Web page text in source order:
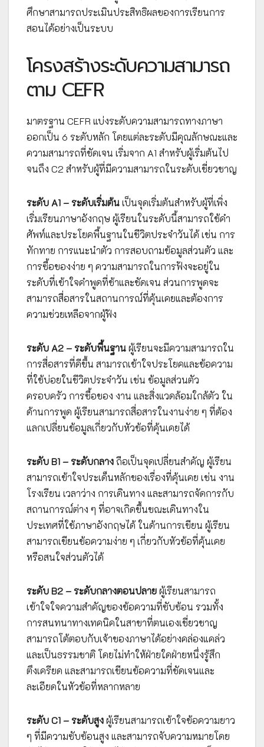
ศึกษาสามารถประเมินประสิทธิผลของการเรียนการ
สอนได้อย่างเป็นระบบ
โครงสร้างระดับความสามารถ
ตาม CEFR
มาตรฐาน CEFR แบ่งระดับความสามารถทางภาษา
ออกเป็น 6 ระดับหลัก โดยแต่ละระดับมีคุณลักษณะและ
ความสามารถที่ชัดเจน เริ่มจาก A1 สำหรับผู้เริ่มต้นไป
จนถึง C2 สำหรับผู้ที่มีความสามารถในระดับเชี่ยวชาญ
ระดับ A1 – ระดับเริ่มต้นเป็นจุดเริ่มต้นสำหรับผู้ที่เพิ่ง
เริ่มเรียนภาษาอังกฤษ ผู้เรียนในระดับนี้สามารถใช้คำ
ศัพท์และประโยคพื้นฐานในชีวิตประจำวันได้ เช่น การ
ทักทาย การแนะนำตัว การสอบถามข้อมูลส่วนตัว และ
การซื้อของง่าย ๆ ความสามารถในการฟังจะอยู่ใน
ระดับที่เข้าใจคำพูดที่ช้าและชัดเจน ส่วนการพูดจะ
สามารถสื่อสารในสถานการณ์ที่คุ้นเคยและต้องการ
ความช่วยเหลือจากผู้ฟัง
ระดับ A2 – ระดับพื้นฐานผู้เรียนจะมีความสามารถใน
การสื่อสารที่ดีขึ้น สามารถเข้าใจประโยคและข้อความ
ที่ใช้บ่อยในชีวิตประจำวัน เช่น ข้อมูลส่วนตัว
ครอบครัว การซื้อของ งาน และสิ่งแวดล้อมใกล้ตัว ใน
ด้านการพูด ผู้เรียนสามารถสื่อสารในงานง่าย ๆ ที่ต้อง
แลกเปลี่ยนข้อมูลเกี่ยวกับหัวข้อที่คุ้นเคยได้
ระดับ B1 – ระดับกลางถือเป็นจุดเปลี่ยนสำคัญ ผู้เรียน
สามารถเข้าใจประเด็นหลักของเรื่องที่คุ้นเคย เช่น งาน
โรงเรียน เวลาว่าง การเดินทาง และสามารถจัดการกับ
สถานการณ์ต่าง ๆ ที่อาจเกิดขึ้นขณะเดินทางใน
ประเทศที่ใช้ภาษาอังกฤษได้ ในด้านการเขียน ผู้เรียน
สามารถเขียนข้อความง่าย ๆ เกี่ยวกับหัวข้อที่คุ้นเคย
หรือสนใจส่วนตัวได้
ระดับ B2 – ระดับกลางตอนปลายผู้เรียนสามารถ
เข้าใจใจความสำคัญของข้อความที่ซับซ้อน รวมทั้ง
การสนทนาทางเทคนิคในสาขาที่ตนเองเชี่ยวชาญ
สามารถโต้ตอบกับเจ้าของภาษาได้อย่างคล่องแคล่ว
และเป็นธรรมชาติ โดยไม่ทำให้ฝ่ายใดฝ่ายหนึ่งรู้สึก
ตึงเครียด และสามารถเขียนข้อความที่ชัดเจนและ
ละเอียดในหัวข้อที่หลากหลาย
ระดับ C1 – ระดับสูงผู้เรียนสามารถเข้าใจข้อความยาว
ๆ ที่มีความซับซ้อนสูง และสามารถจับความหมายโดย